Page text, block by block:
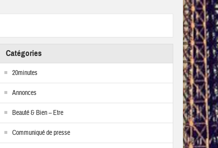
Catégories
20minutes
Annonces
Beauté & Bien – Etre
Communiqué de presse